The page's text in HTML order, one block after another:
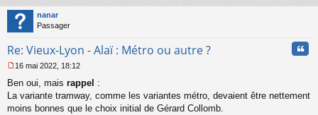
u
nanar
Passager
Re: Vieux-Lyon - Alaï : Métro ou autre ?
e
s
s
16 mai 2022, 18:12
Ben oui, mais rappel :
La variante tramway, comme les variantes métro, devaient être nettement
moins bonnes que le choix initial de Gérard Collomb.